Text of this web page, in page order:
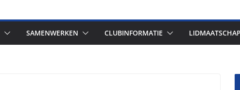
SAMENWERKEN CLUBINFORMATIE LIDMAATSCHAP